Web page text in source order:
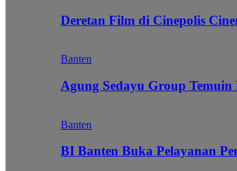
Deretan Film di Cinepolis
Banten
Agung Sedayu Group Temuin
Banten
BI Banten Buka Pelayanan